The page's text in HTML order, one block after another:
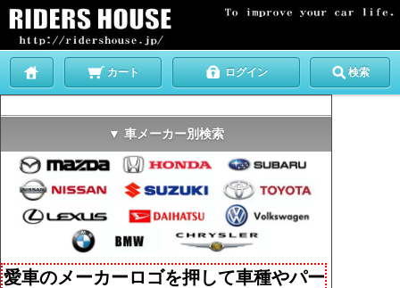
カート ログイン 検索
▼ 車メーカー別検索
愛車のメーカーロゴを押して車種やパー